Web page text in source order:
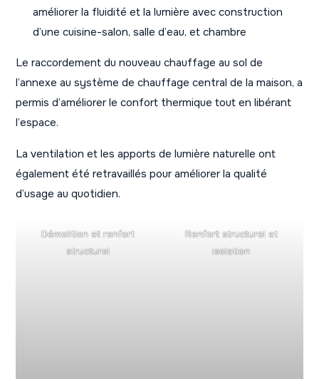
améliorer la fluidité et la lumière avec construction
d’une cuisine-salon, salle d’eau, et chambre
Le raccordement du nouveau chauffage au sol de
l’annexe au système de chauffage central de la maison, a
permis d’améliorer le confort thermique tout en libérant
l’espace.
La ventilation et les apports de lumière naturelle ont
également été retravaillés pour améliorer la qualité
d’usage au quotidien.
Démolition et renfort
structurel
Renfort structurel et
isolation